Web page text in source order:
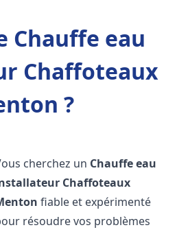
Chauffe eau
Chaffoteaux
?
cherchez un Chauffe eau
Chaffoteaux
fiable et expérimenté
résoudre vos problèmes